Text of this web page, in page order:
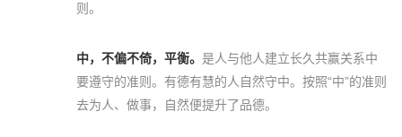
则。
中，不偏不倚，平衡。 是人与他人建立长久共赢关系中
要遵守的准则。有德有慧的人自然守中。按照“中”的准则
去为人、做事，自然便提升了品德。